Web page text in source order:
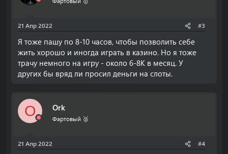
21 Апр 2022 #3
Я тоже пашу по 8-10 часов, чтобы позволить себе
жить хорошо и иногда играть в казино. Но я тоже
трачу немного на игру - около 6-8К в месяц. У
других бы вряд ли просил деньги на слоты.
O Ork
Фартовый 🥈
21 Апр 2022 #4